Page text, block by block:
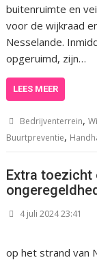
buitenruimte en
voor de wijkraad
Nesselande.
opgeruimd, zijn…
LEES MEER
Bedrijventerrein,
Buurtpreventie,
Extra toezicht
4 juli 2024 23:41
op het strand van